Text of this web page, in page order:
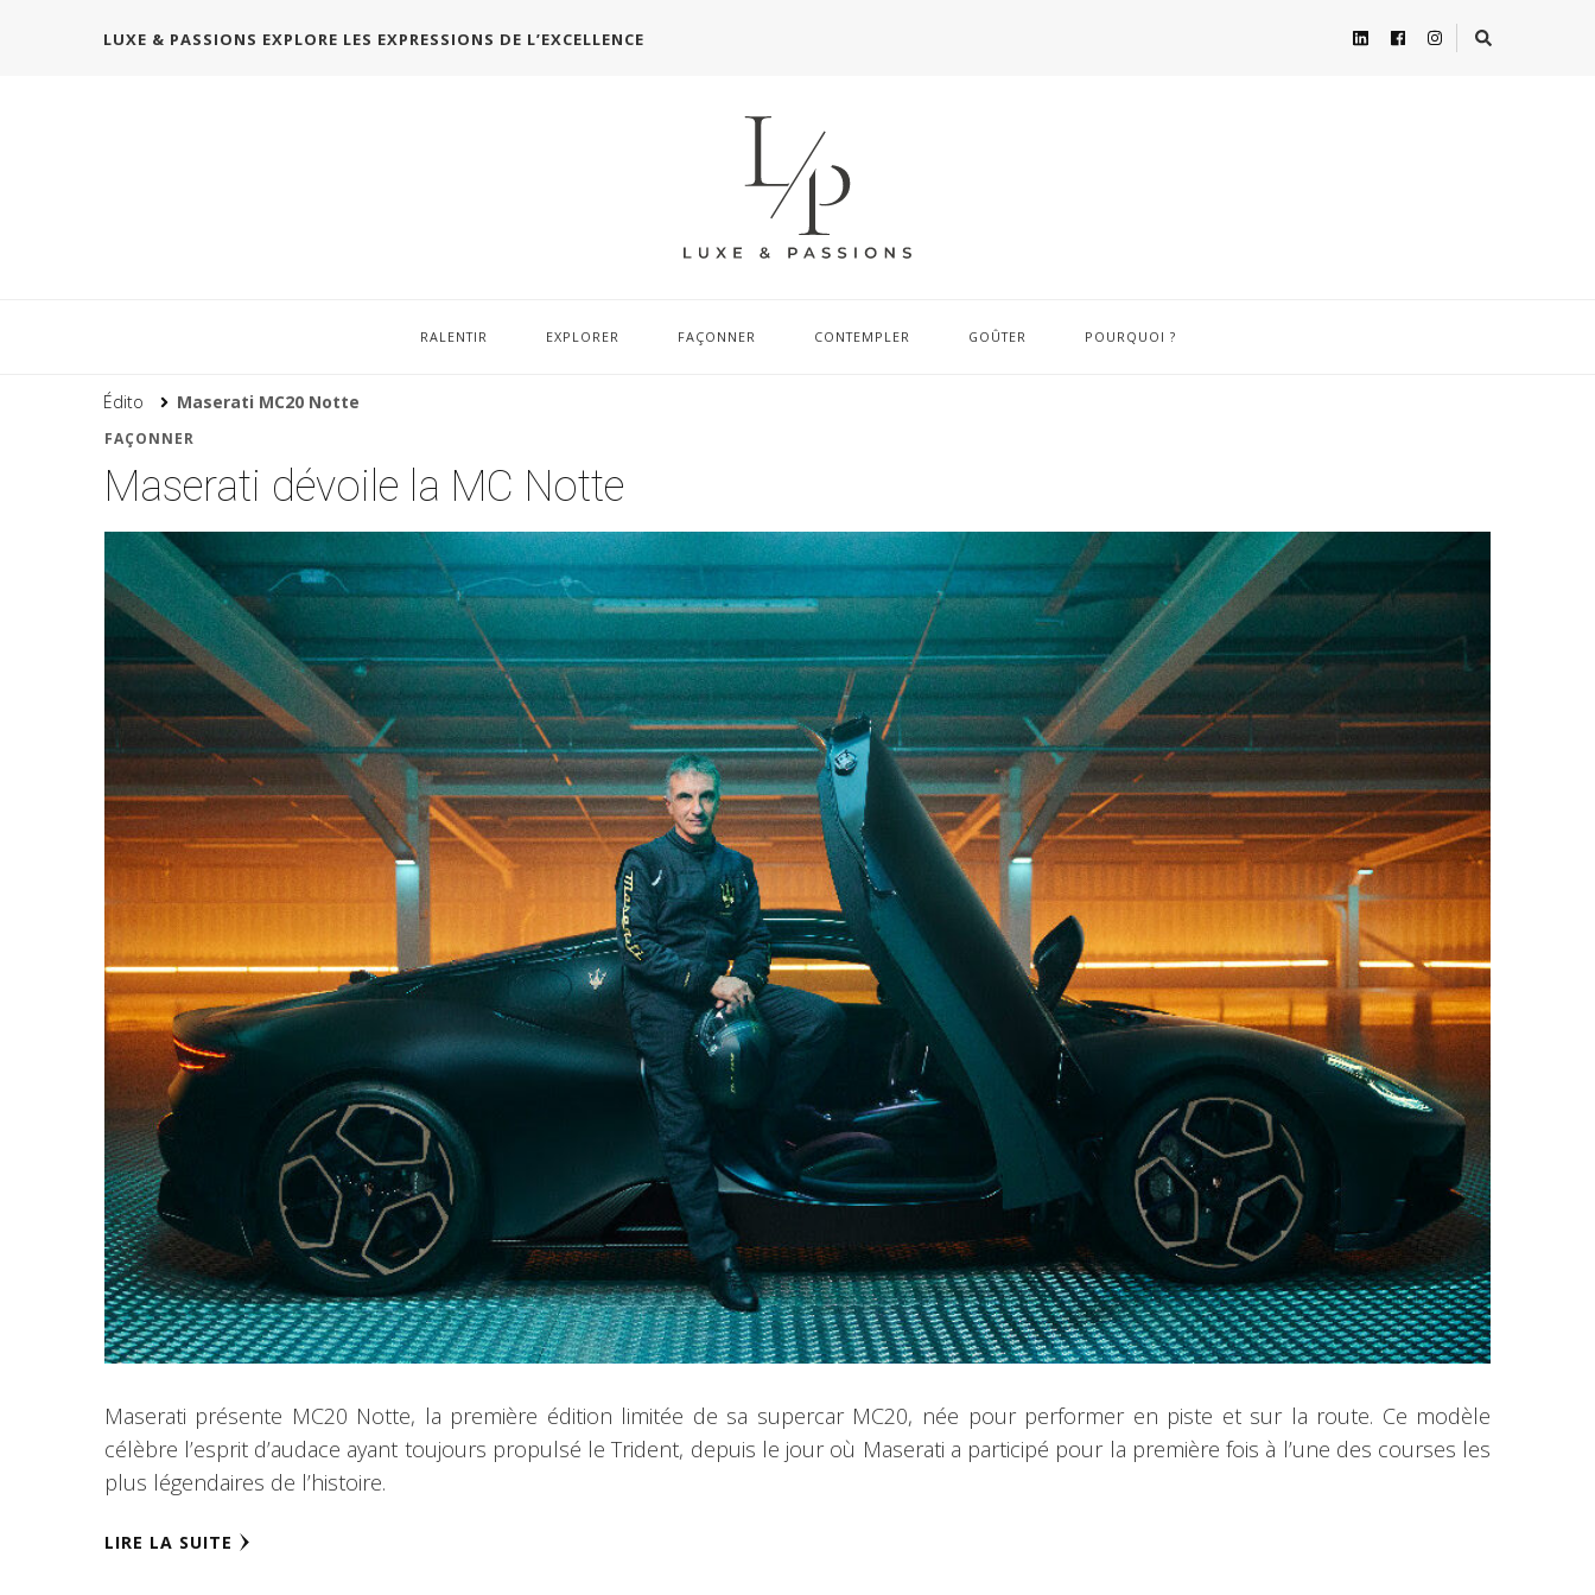
LUXE & PASSIONS EXPLORE LES EXPRESSIONS DE L’EXCELLENCE
RALENTIR EXPLORER FAÇONNER CONTEMPLER GOÛTER POURQUOI ?
Édito Maserati MC20 Notte
FAÇONNER
Maserati dévoile la MC Notte
Maserati présente MC20 Notte, la première édition limitée de sa supercar MC20, née pour performer en piste et sur la route. Ce modèle
célèbre l’esprit d’audace ayant toujours propulsé le Trident, depuis le jour où Maserati a participé pour la première fois à l’une des courses les
plus légendaires de l’histoire.
LIRE LA SUITE